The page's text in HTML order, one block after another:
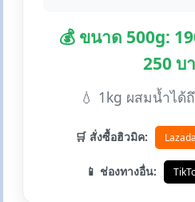
💰 ขนาด 500g:
250 บ
💧 1kg ผสมน้ำได้
🛒 สั่งซื้อฮิวมิค: Lazada
📱 ช่องทางอื่น: